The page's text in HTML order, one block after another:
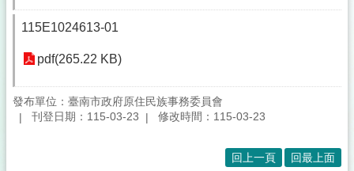
115E1024613-01
pdf(265.22 KB)
發布單位：臺南市政府原住民族事務委員會
刊登日期：115-03-23
修改時間：115-03-23
回上一頁 回最上面